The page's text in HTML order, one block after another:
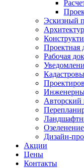
Эскизный
Проектная
Рабочая
Авторский
Дизайн-
Акции
Цены
Контакты